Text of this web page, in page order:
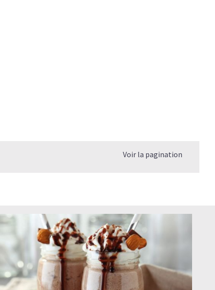
Voir la pagination